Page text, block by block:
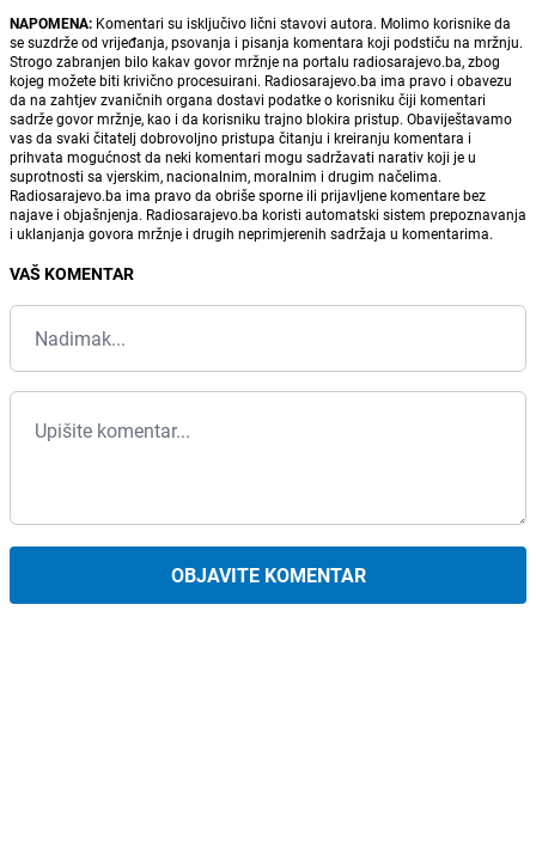
NAPOMENA: Komentari su isključivo lični stavovi autora. Molimo korisnike da
se suzdrže od vrijeđanja, psovanja i pisanja komentara koji podstiču na mržnju.
Strogo zabranjen bilo kakav govor mržnje na portalu radiosarajevo.ba, zbog
kojeg možete biti krivično procesuirani. Radiosarajevo.ba ima pravo i obavezu
da na zahtjev zvaničnih organa dostavi podatke o korisniku čiji komentari
sadrže govor mržnje, kao i da korisniku trajno blokira pristup. Obaviještavamo
vas da svaki čitatelj dobrovoljno pristupa čitanju i kreiranju komentara i
prihvata mogućnost da neki komentari mogu sadržavati narativ koji je u
suprotnosti sa vjerskim, nacionalnim, moralnim i drugim načelima.
Radiosarajevo.ba ima pravo da obriše sporne ili prijavljene komentare bez
najave i objašnjenja. Radiosarajevo.ba koristi automatski sistem prepoznavanja
i uklanjanja govora mržnje i drugih neprimjerenih sadržaja u komentarima.
VAŠ KOMENTAR
OBJAVITE KOMENTAR